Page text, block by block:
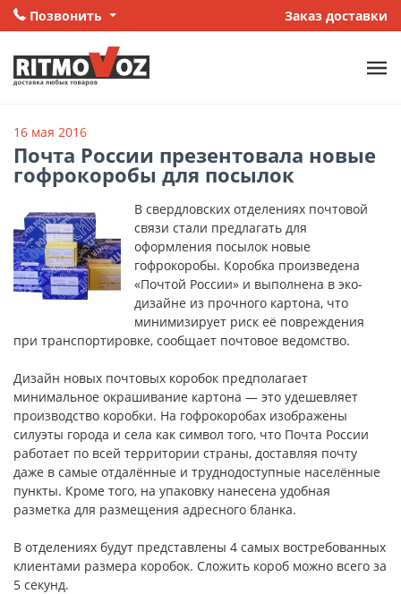
Позвонить Заказ доставки
16 мая 2016
Почта России презентовала новые
гофрокоробы для посылок
В свердловских отделениях почтовой
связи стали предлагать для
оформления посылок новые
гофрокоробы. Коробка произведена
«Почтой России» и выполнена в эко-
дизайне из прочного картона, что
минимизирует риск её повреждения
при транспортировке, сообщает почтовое ведомство.
Дизайн новых почтовых коробок предполагает
минимальное окрашивание картона — это удешевляет
производство коробки. На гофрокоробах изображены
силуэты города и села как символ того, что Почта России
работает по всей территории страны, доставляя почту
даже в самые отдалённые и труднодоступные населённые
пункты. Кроме того, на упаковку нанесена удобная
разметка для размещения адресного бланка.
В отделениях будут представлены 4 самых востребованных
клиентами размера коробок. Сложить короб можно всего за
5 секунд.